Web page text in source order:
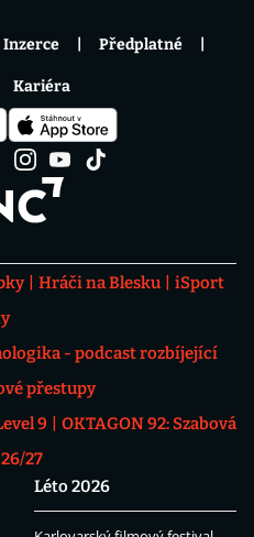
Hráči na Blesku
iSport
- podcast rozbíjející
přestupy
9
OKTAGON 92: Szabová
27
Léto 2026
Inzerce Předplatné
Kariéra